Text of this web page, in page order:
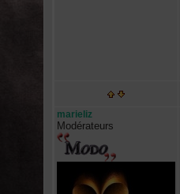
marieliz
Modérateurs